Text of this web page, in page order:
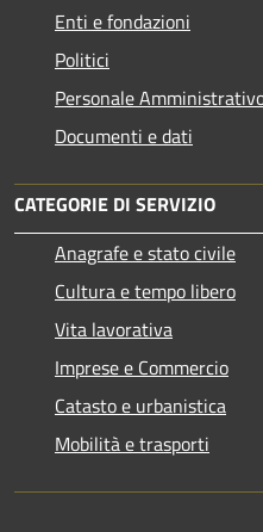
Enti e fondazioni
Politici
Personale
Documenti e dati
CATEGORIE DI SERVIZIO
Anagrafe e stato civile
Cultura e tempo libero
Vita lavorativa
Imprese e Commercio
Catasto e urbanistica
Mobilità e trasporti